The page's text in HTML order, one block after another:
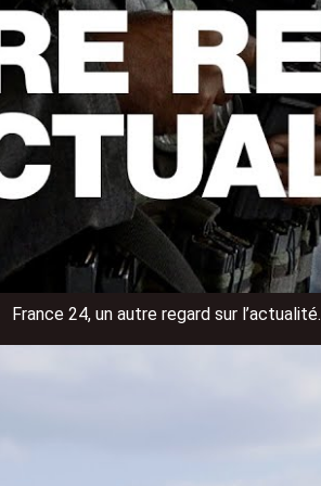
France 24, un autre regard sur l’actualité.